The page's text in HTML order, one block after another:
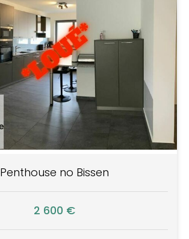
Penthouse no Bissen
2 600 €